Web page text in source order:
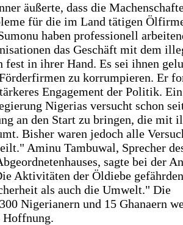
äußerte, dass die
für die im Land tätigen
haben professionell
das Geschäft mit dem
in ihrer Hand. Es sei ihnen
zu korrumpieren. Er
Engagement der Politik.
Nigerias versucht schon
an den Start zu bringen, die mit
Bisher waren jedoch alle
Aminu Tambuwal, Sprecher
sagte bei der
Aktivitäten der Öldiebe
als auch die Umwelt." Die
Nigerianern und 15 Ghanaern